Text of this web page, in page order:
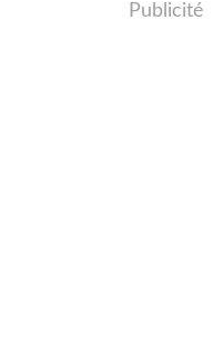
Publicité